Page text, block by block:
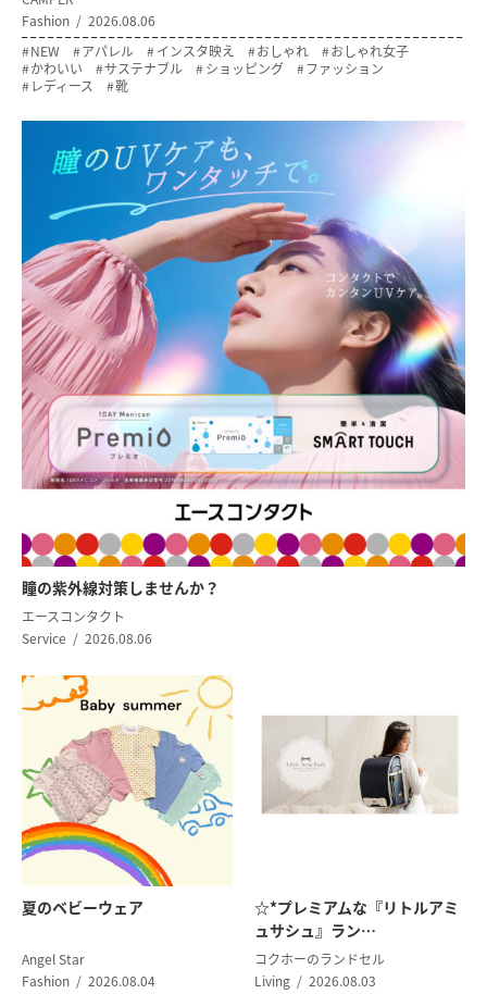
Fashion
2026.08.06
NEW
アパレル インスタ映え おしゃれ
おしゃれ女子
かわいい
サステナブル ショッピング
ファッション
レディース
靴
瞳の紫外線対策しませんか？
エースコンタクト
Service
2026.08.06
夏のベビーウェア
Angel Star
Fashion
2026.08.04
☆*プレミアムな『リトルアミ
ュサシュ』ラン…
コクホーのランドセル
Living
2026.08.03